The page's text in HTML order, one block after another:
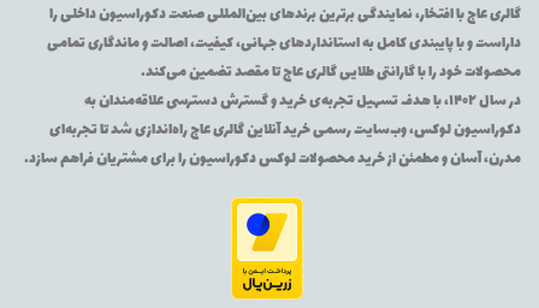
گالری عاج با افتخار، نمایندگی برترین برندهای بین‌المللی صنعت دکوراسیون داخلی را
داراست و با پایبندی کامل به استانداردهای جهانی، کیفیت، اصالت و ماندگاری تمامی
محصولات خود را با گارانتی طلایی گالری عاج تا مقصد تضمین می‌کند.
در سال ۱۴۰۲، با هدف تسهیل تجربه‌ی خرید و گسترش دسترسی علاقه‌مندان به
دکوراسیون لوکس، وب‌سایت رسمی خرید آنلاین گالری عاج راه‌اندازی شد تا تجربه‌ای
مدرن، آسان و مطمئن از خرید محصولات لوکس دکوراسیون را برای مشتریان فراهم سازد.